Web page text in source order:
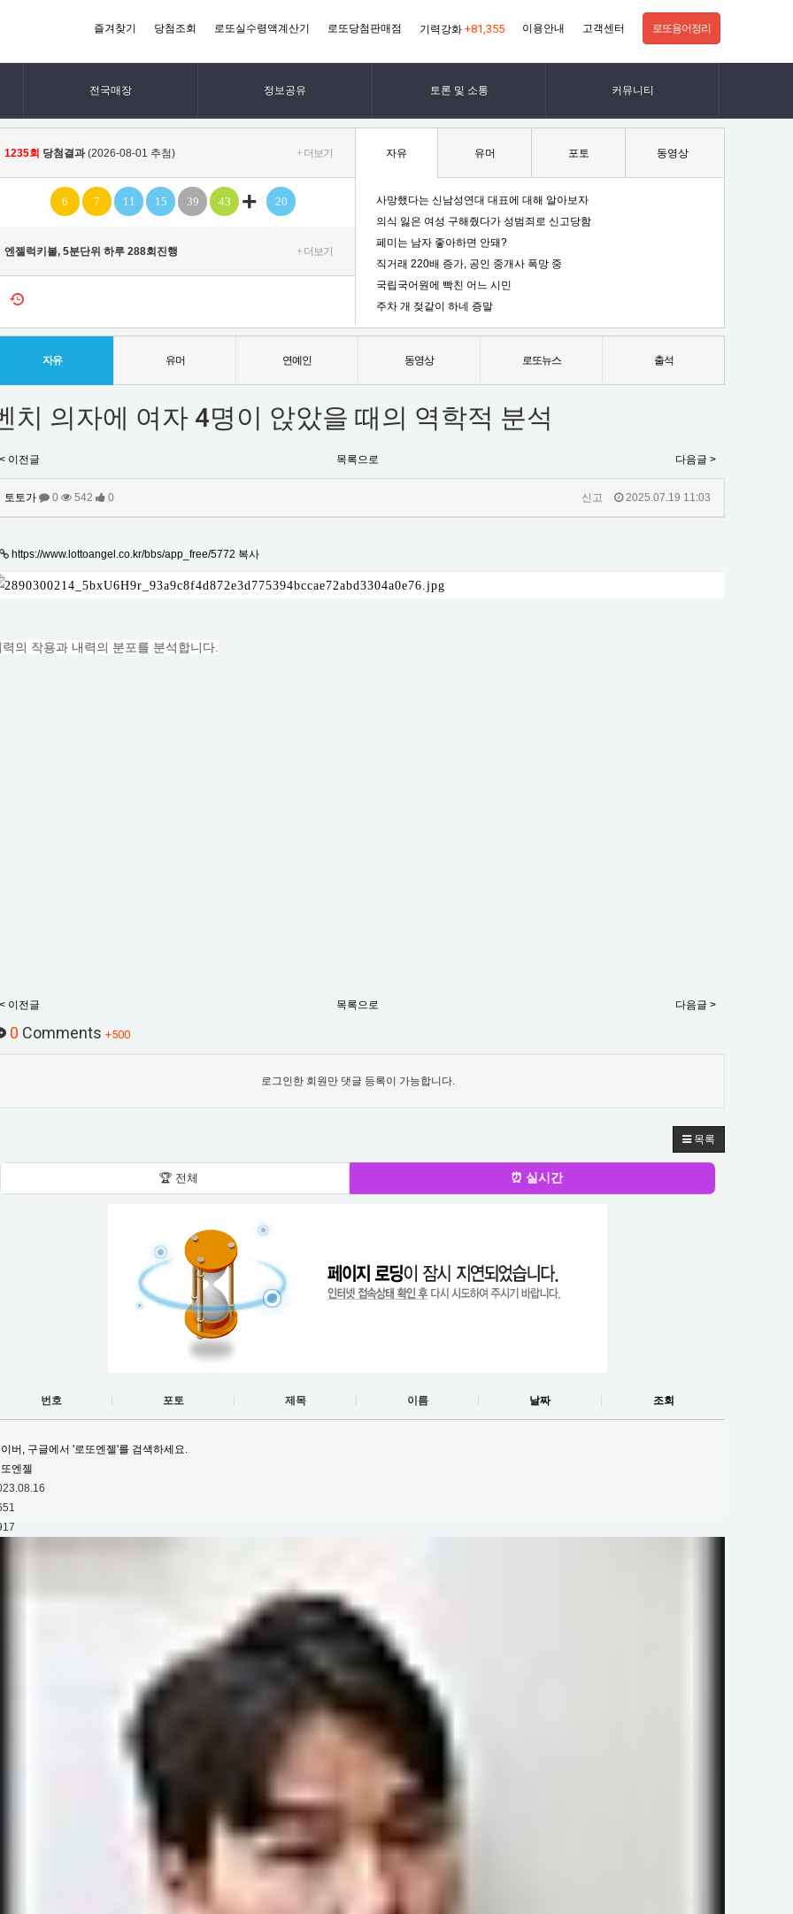
즐겨찾기 당첨조회 로또실수령액계산기 로또당첨판매점 기력강화 +81,355 이용안내 고객센터 로또용어정리
전국매장 정보공유 토론 및 소통 커뮤니티
1235회 당첨결과(2026-08-01 추첨) + 더보기
6 7 11 15 39 43 + 20
엔젤럭키볼, 5분단위 하루 288회진행 + 더보기
자유 유머 포토 동영상
사망했다는 신남성연대 대표에 대해 알아보자
의식 잃은 여성 구해줬다가 성범죄로 신고당함
페미는 남자 좋아하면 안돼?
직거래 220배 증가, 공인 중개사 폭망 중
국립국어원에 빡친 어느 시민
주차 개 젖같이 하네 증말
자유 유머 연예인 동영상 로또뉴스 출석
치 의자에 여자 4명이 앉았을 때의 역학적 분석
< 이전글 목록으로 다음글 >
토토가 0 542 0 신고 2025.07.19 11:03
https://www.lottoangel.co.kr/bbs/app_free/5772 복사
력의 작용과 내력의 분포를 분석합니다.
< 이전글 목록으로 다음글 >
0 Comments +500
로그인한 회원만 댓글 등록이 가능합니다.
목록
🏆 전체 ⏰ 실시간
번호 포토 제목 이름 날짜 조회
버, 구글에서 '로또엔젤'를 검색하세요.
또엔젤